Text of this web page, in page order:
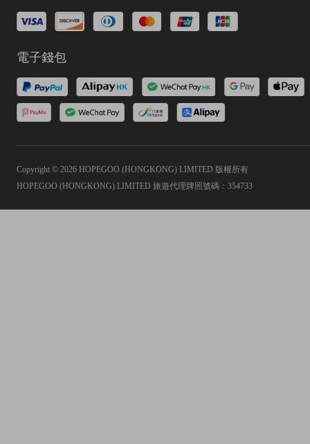
電子錢包
Copyright © 2026 HOPEGOO (HONGKONG) LIMITED 版權所有
HOPEGOO (HONGKONG) LIMITED 旅遊代理牌照號碼：354733